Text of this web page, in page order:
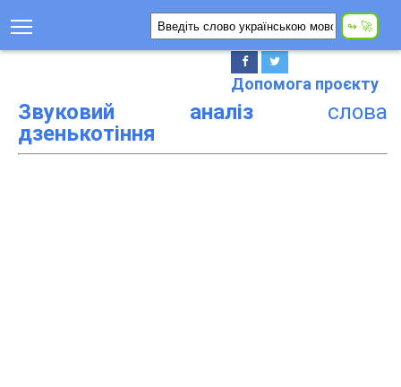
Допомога проєкту
Звуковий аналізслова
дзенькотіння